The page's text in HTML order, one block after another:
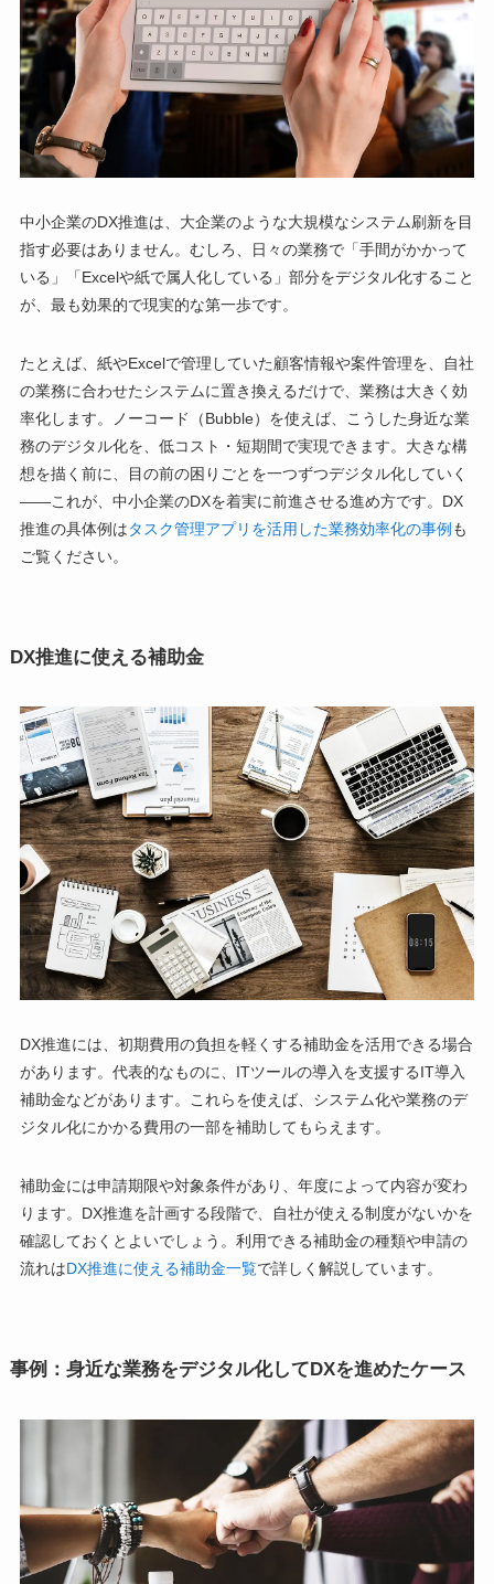
中小企業のDX推進は、大企業のような大規模なシステム刷新を目
指す必要はありません。むしろ、日々の業務で「手間がかかって
いる」「Excelや紙で属人化している」部分をデジタル化すること
が、最も効果的で現実的な第一歩です。
たとえば、紙やExcelで管理していた顧客情報や案件管理を、自社
の業務に合わせたシステムに置き換えるだけで、業務は大きく効
率化します。ノーコード（Bubble）を使えば、こうした身近な業
務のデジタル化を、低コスト・短期間で実現できます。大きな構
想を描く前に、目の前の困りごとを一つずつデジタル化していく
——これが、中小企業のDXを着実に前進させる進め方です。DX
推進の具体例はタスク管理アプリを活用した業務効率化の事例 も
ご覧ください。
DX推進に使える補助金
DX推進には、初期費用の負担を軽くする補助金を活用できる場合
があります。代表的なものに、ITツールの導入を支援するIT導入
補助金などがあります。これらを使えば、システム化や業務のデ
ジタル化にかかる費用の一部を補助してもらえます。
補助金には申請期限や対象条件があり、年度によって内容が変わ
ります。DX推進を計画する段階で、自社が使える制度がないかを
確認しておくとよいでしょう。利用できる補助金の種類や申請の
流れはDX推進に使える補助金一覧で詳しく解説しています。
事例：身近な業務をデジタル化してDXを進めたケース